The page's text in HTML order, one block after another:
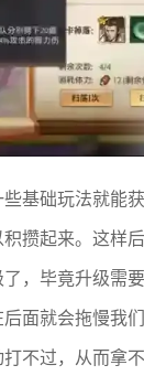
基础玩法就能
攒起来。这样
，毕竟升级需
面就会拖慢我
不过，从而拿